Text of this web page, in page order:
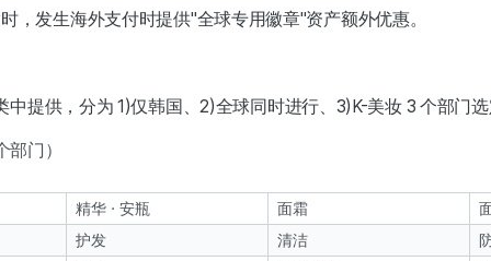
，发生海外支付时提供"全球专用徽章"资产额外优惠。
中提供，分为 1)仅韩国、2)全球同时进行、3)K-美妆 3 个部门
部门）
精华 · 安瓶 面霜
护发
清洁